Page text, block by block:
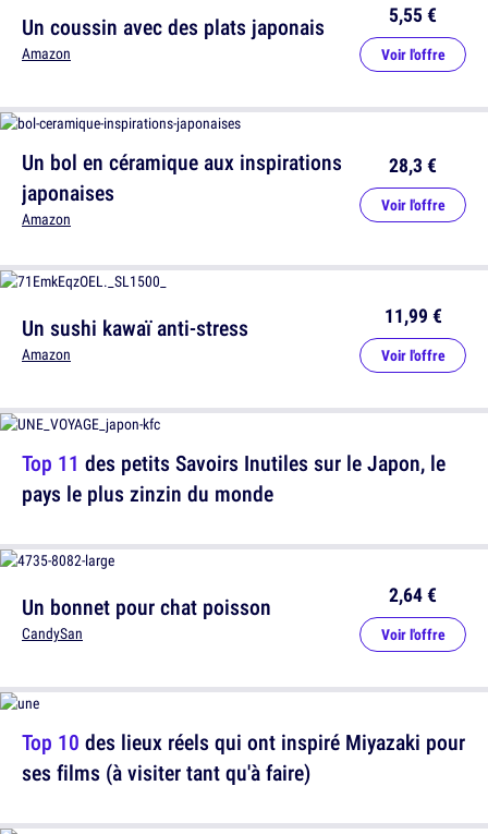
Un coussin avec des plats japonais
Amazon
5,55 €
Voir l'offre
Un sushi kawaï anti-stress
Amazon
11,99 €
Voir l'offre
Un bonnet pour chat poisson
CandySan
2,64 €
Voir l'offre
Un bol en céramique aux inspirations
japonaises
Amazon
28,3 €
Voir l'offre
Top 11 des petits Savoirs Inutiles sur le Japon, le
pays le plus zinzin du monde
Top 10 des lieux réels qui ont inspiré Miyazaki pour
ses films (à visiter tant qu'à faire)